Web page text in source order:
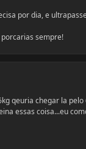
por dia, e
sempre!
qeuria chegar la
essas coisa...eu